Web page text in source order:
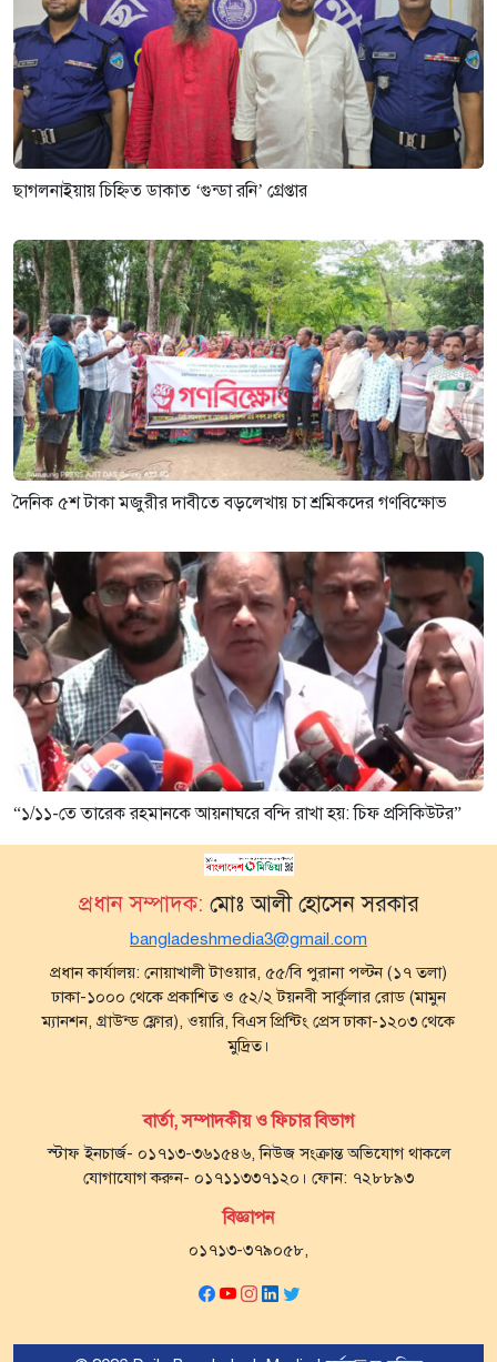
ছাগলনাইয়ায় চিহ্নিত ডাকাত ‘গুন্ডা রনি’ গ্রেপ্তার
দৈনিক ৫শ টাকা মজুরীর দাবীতে বড়লেখায় চা শ্রমিকদের গণবিক্ষোভ
“১/১১-তে তারেক রহমানকে আয়নাঘরে বন্দি রাখা হয়: চিফ প্রসিকিউটর”
প্রধান সম্পাদক: মোঃ আলী হোসেন সরকার
bangladeshmedia3@gmail.com
প্রধান কার্যালয়: নোয়াখালী টাওয়ার, ৫৫/বি পুরানা পল্টন (১৭ তলা)
ঢাকা-১০০০ থেকে প্রকাশিত ও ৫২/২ টয়নবী সার্কুলার রোড (মামুন
ম্যানশন, গ্রাউন্ড ফ্লোর), ওয়ারি, বিএস প্রিন্টিং প্রেস ঢাকা-১২০৩ থেকে
মুদ্রিত।
বার্তা, সম্পাদকীয় ও ফিচার বিভাগ
স্টাফ ইনচার্জ- ০১৭১৩-৩৬১৫৪৬, নিউজ সংক্রান্ত অভিযোগ থাকলে
যোগাযোগ করুন- ০১৭১১৩৩৭১২০। ফোন: ৭২৮৮৯৩
বিজ্ঞাপন
০১৭১৩-৩৭৯০৫৮,